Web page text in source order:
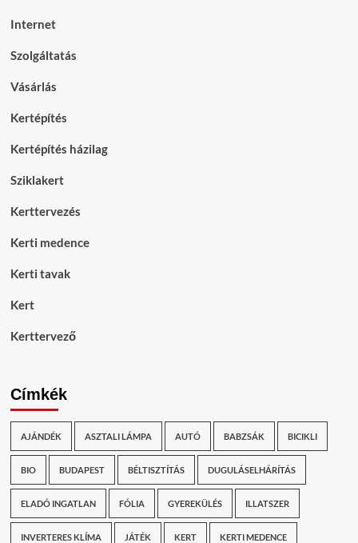
Internet
Szolgáltatás
Vásárlás
Kertépítés
Kertépítés házilag
Sziklakert
Kerttervezés
Kerti medence
Kerti tavak
Kert
Kerttervező
Címkék
AJÁNDÉK ASZTALI LÁMPA AUTÓ BABZSÁK BICIKLI
BIO BUDAPEST BÉLTISZTÍTÁS DUGULÁSELHÁRÍTÁS
ELADÓ INGATLAN FÓLIA GYEREKÜLÉS ILLATSZER
INVERTERES KLÍMA JÁTÉK KERT KERTI MEDENCE